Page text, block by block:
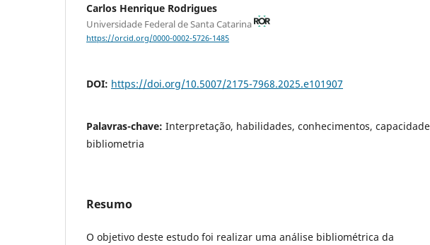
Carlos Henrique Rodrigues
Universidade Federal de Santa Catarina
https://orcid.org/0000-0002-5726-1485
DOI: https://doi.org/10.5007/2175-7968.2025.e101907
Palavras-chave: Interpretação, habilidades, conhecimentos,
bibliometria
Resumo
O objetivo deste estudo foi realizar uma análise bibliométrica da